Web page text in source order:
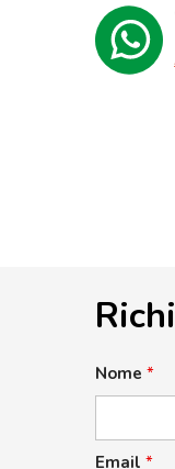
Nome *
Email *